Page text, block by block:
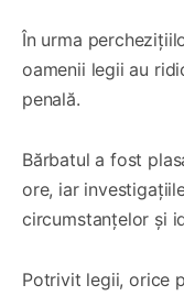
În urma
oamenii legii au
penală.
Bărbatul a fost
ore, iar
circumstanțelor și
Potrivit legii, orice